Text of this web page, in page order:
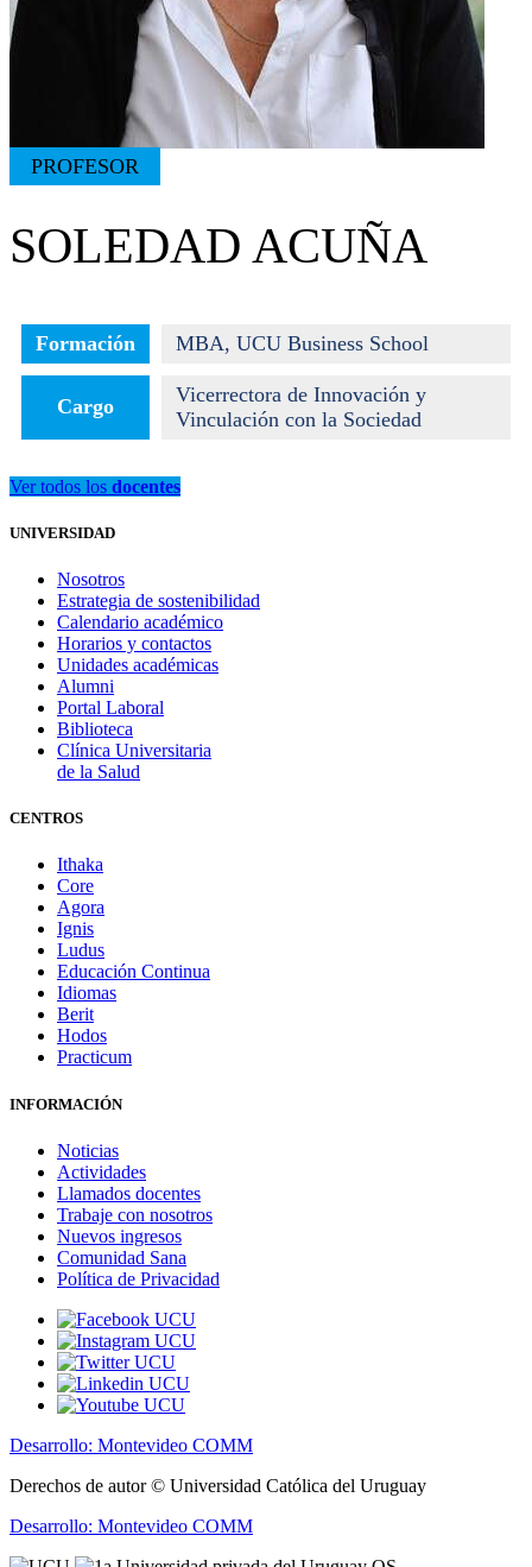
PROFESOR
SOLEDAD ACUÑA
Formación MBA, UCU Business School
Cargo
Vicerrectora de Innovación y
Vinculación con la Sociedad
Ver todos los docentes
UNIVERSIDAD
Nosotros
Estrategia de sostenibilidad
Calendario académico
Horarios y contactos
Unidades académicas
Alumni
Portal Laboral
Biblioteca
Clínica Universitaria
de la Salud
CENTROS
Ithaka
Core
Agora
Ignis
Ludus
Educación Continua
Idiomas
Berit
Hodos
Practicum
INFORMACIÓN
Noticias
Actividades
Llamados docentes
Trabaje con nosotros
Nuevos ingresos
Comunidad Sana
Política de Privacidad
Desarrollo: Montevideo COMM
Derechos de autor © Universidad Católica del Uruguay
Desarrollo: Montevideo COMM